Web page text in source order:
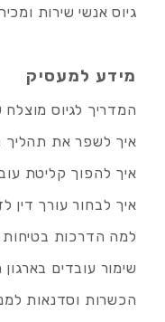
גיוס אנשי שירות
מידע למעסיק
המדריך לגיוס מוצלח
איך לשפר את תהליך
איך להפוך קליטת
איך לבחור עורך דין
למה הדרכות בטיחות
שימור עובדים בארגון
הכשרות וסדנאות